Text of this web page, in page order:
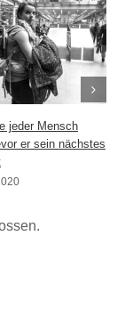
jeder Mensch
er sein nächstes